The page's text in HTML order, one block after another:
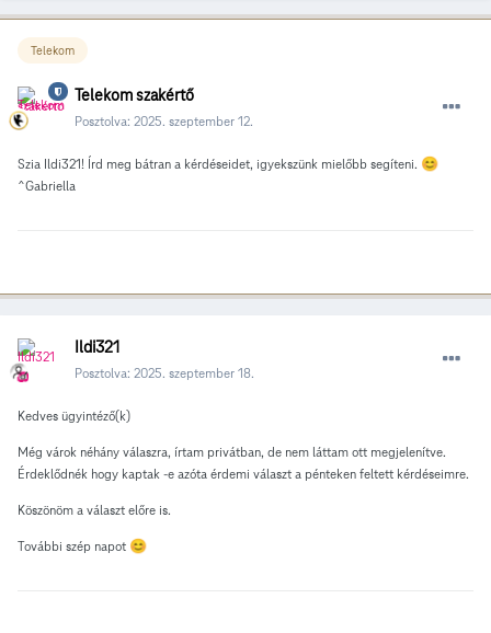
Telekom
Telekom szakértő
Posztolva: 2025. szeptember 12.
Szia Ildi321! Írd meg bátran a kérdéseidet, igyekszünk mielőbb segíteni. 😊
^Gabriella
Ildi321
Posztolva: 2025. szeptember 18.
Kedves ügyintéző(k)
Még várok néhány válaszra, írtam privátban, de nem láttam ott megjelenítve.
Érdeklődnék hogy kaptak -e azóta érdemi választ a pénteken feltett kérdéseimre.
Köszönöm a választ előre is.
További szép napot 😊